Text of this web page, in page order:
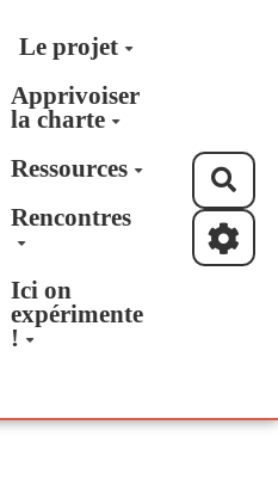
Le projet
Apprivoiser
la charte
Ressources
Rencontres
Ici on
expérimente
!